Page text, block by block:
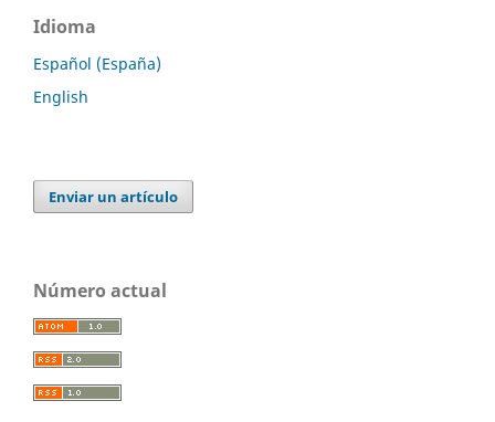
Idioma
Español (España)
English
Enviar un artículo
Número actual